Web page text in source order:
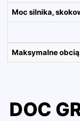
Moc silnika,
Maksymalne
DOC